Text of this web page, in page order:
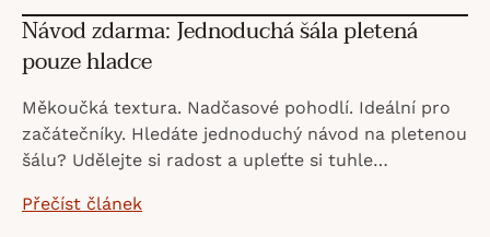
Návod zdarma: Jednoduchá šála pletená
pouze hladce
Měkoučká textura. Nadčasové pohodlí. Ideální pro
začátečníky. Hledáte jednoduchý návod na pletenou
šálu? Udělejte si radost a upleťte si tuhle
vroubkovém vzo...
Přečíst článek